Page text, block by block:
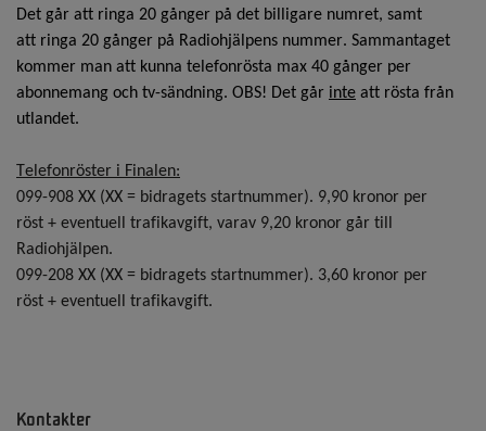
Det går att ringa 20 gånger på det billigare numret, samt
att ringa 20 gånger på Radiohjälpens nummer. Sammantaget
kommer man att kunna telefonrösta max 40 gånger per
abonnemang och tv-sändning. OBS! Det går inte att rösta från
utlandet.
Telefonröster i Finalen:
099-908 XX (XX = bidragets startnummer). 9,90 kronor per
röst + eventuell trafikavgift, varav 9,20 kronor går till
Radiohjälpen.
099-208 XX (XX = bidragets startnummer). 3,60 kronor per
röst + eventuell trafikavgift.
Kontakter